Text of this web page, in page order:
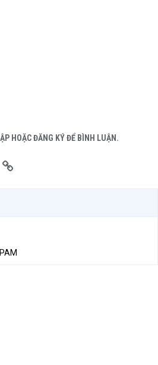
HOẶC ĐĂNG KÝ ĐỂ BÌNH LUẬN.